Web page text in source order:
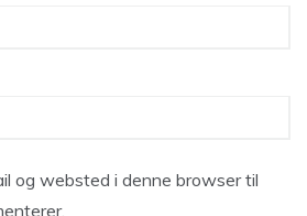
og websted i denne browser til